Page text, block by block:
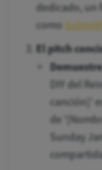
dedicado, un
como
El pitch
DIY del
canción]'
de
Sunday